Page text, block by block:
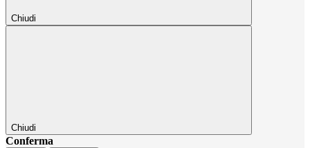
Chiudi
Chiudi
Conferma